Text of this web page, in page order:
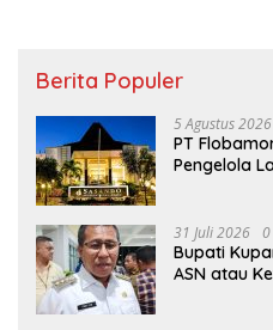
Berita Populer
5 Agustus 2026
PT
Pengelola
31 Juli 2026
Bupati
ASN atau